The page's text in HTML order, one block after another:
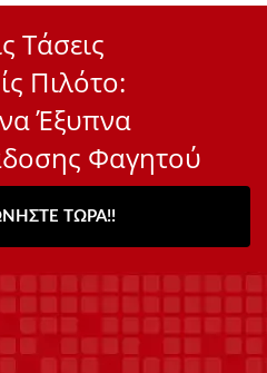
Τάσεις
Πιλότο:
Έξυπνα
Φαγητού
ΤΏΡΑ!!